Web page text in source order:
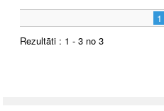
1
Rezultāti : 1 - 3 no 3